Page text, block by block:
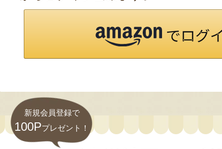
新規会員登録で
100Pプレゼント！